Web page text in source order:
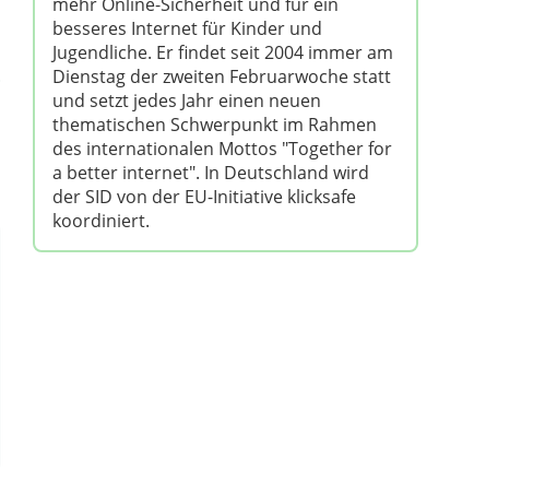
besseres Internet für Kinder und
Jugendliche. Er findet seit 2004 immer am
Dienstag der zweiten Februarwoche statt
und setzt jedes Jahr einen neuen
thematischen Schwerpunkt im Rahmen
des internationalen Mottos "Together for
a better internet". In Deutschland wird
der SID von der EU-Initiative klicksafe
koordiniert.